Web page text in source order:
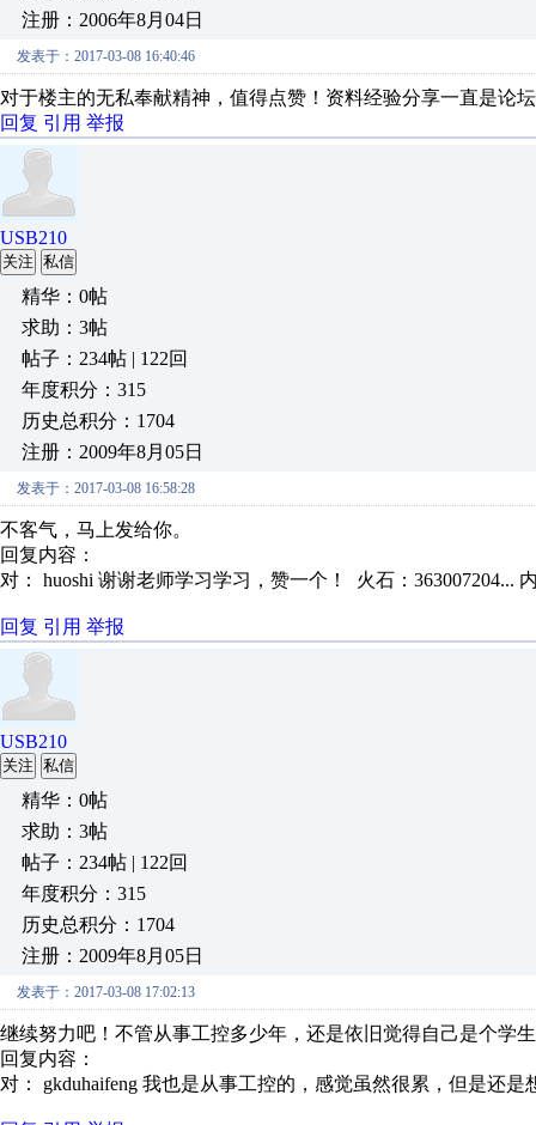
注册：2006年8月04日
发表于：2017-03-08 16:40:46
对于楼主的无私奉献精神，值得点赞！资料经验分享一直是论
回复 引用 举报
USB210
关注 私信
精华：0帖
求助：3帖
帖子：234帖 | 122回
年度积分：315
历史总积分：1704
注册：2009年8月05日
发表于：2017-03-08 16:58:28
不客气，马上发给你。
回复内容：
对： huoshi 谢谢老师学习学习，赞一个！ 火石：363007204...
回复 引用 举报
USB210
关注 私信
精华：0帖
求助：3帖
帖子：234帖 | 122回
年度积分：315
历史总积分：1704
注册：2009年8月05日
发表于：2017-03-08 17:02:13
继续努力吧！不管从事工控多少年，还是依旧觉得自己是个学
回复内容：
对： gkduhaifeng 我也是从事工控的，感觉虽然很累，但是还是